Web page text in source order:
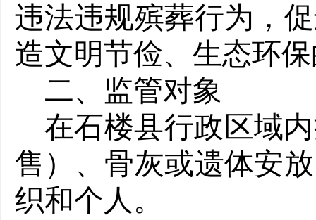
违法违规殡葬行为，
造文明节俭、生态环
二、监管对象
在石楼县行政区域
售）、骨灰或遗体安
织和个人。